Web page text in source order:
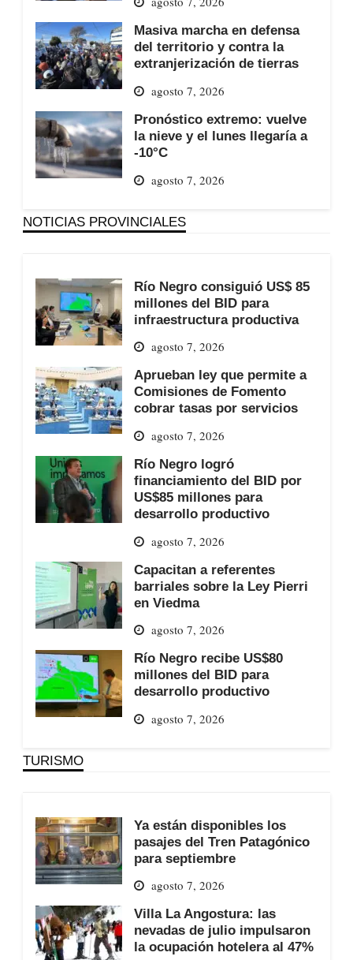
Masiva marcha en defensa
del territorio y contra la
extranjerización de tierras
agosto 7, 2026
Pronóstico extremo: vuelve
la nieve y el lunes llegaría a
-10°C
agosto 7, 2026
NOTICIAS PROVINCIALES
Río Negro consiguió US$ 85
millones del BID para
infraestructura productiva
agosto 7, 2026
Aprueban ley que permite a
Comisiones de Fomento
cobrar tasas por servicios
agosto 7, 2026
Río Negro logró
financiamiento del BID por
US$85 millones para
desarrollo productivo
agosto 7, 2026
Capacitan a referentes
barriales sobre la Ley Pierri
en Viedma
agosto 7, 2026
Río Negro recibe US$80
millones del BID para
desarrollo productivo
agosto 7, 2026
TURISMO
Ya están disponibles los
pasajes del Tren Patagónico
para septiembre
agosto 7, 2026
Villa La Angostura: las
nevadas de julio impulsaron
la ocupación hotelera al 47%